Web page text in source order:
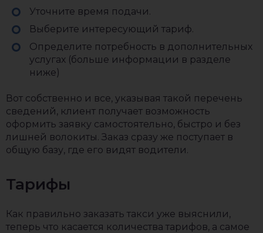
Уточните время подачи.
Выберите интересующий тариф.
Определите потребность в дополнительных
услугах (больше информации в разделе
ниже)
Вот собственно и все, указывая такой перечень
сведений, клиент получает возможность
оформить заявку самостоятельно, быстро и без
лишней волокиты. Заказ сразу же поступает в
общую базу, где его видят водители.
Тарифы
Как правильно заказать такси уже выяснили,
теперь что касается количества тарифов, а самое